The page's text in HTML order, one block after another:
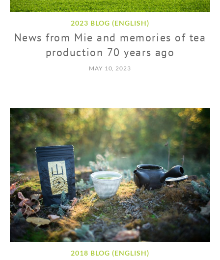
2023 BLOG (ENGLISH)
News from Mie and memories of tea
production 70 years ago
MAY 10, 2023
2018 BLOG (ENGLISH)